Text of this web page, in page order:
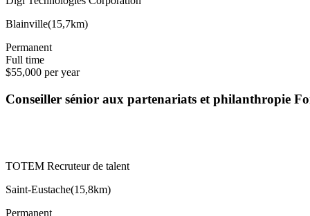
Blainville(15,7km)
Permanent
Full time
$55,000 per year
Conseiller sénior aux partenariats et philanthropie
TOTEM Recruteur de talent
Saint-Eustache(15,8km)
Permanent